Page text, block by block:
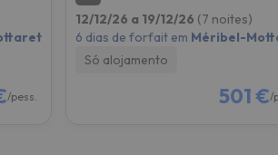
/pess.
12/12/26 a 19/12/26 (7 noites)
6 dias de forfait em Méribel-
Só alojamento
501 €/